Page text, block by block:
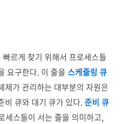
르게 찾기 위해서 프로세스들
요구한다. 이 줄을 스케줄링 큐
제가 관리하는 대부분의 자원은
비 큐와 대기 큐가 있다. 준비 큐
세스들이 서는 줄을 의미하고,